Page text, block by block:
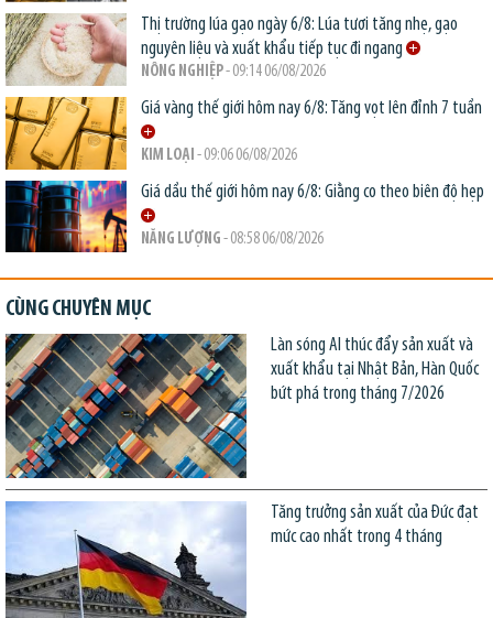
Thị trường lúa gạo ngày 6/8: Lúa tươi tăng nhẹ, gạo
nguyên liệu và xuất khẩu tiếp tục đi ngang
NÔNG NGHIỆP- 09:14 06/08/2026
Giá vàng thế giới hôm nay 6/8: Tăng vọt lên đỉnh 7 tuần
KIM LOẠI - 09:06 06/08/2026
Giá dầu thế giới hôm nay 6/8: Giằng co theo biên độ hẹp
NĂNG LƯỢNG - 08:58 06/08/2026
CÙNG CHUYÊN MỤC
Làn sóng AI thúc đẩy sản xuất và
xuất khẩu tại Nhật Bản, Hàn Quốc
bứt phá trong tháng 7/2026
Tăng trưởng sản xuất của Đức đạt
mức cao nhất trong 4 tháng